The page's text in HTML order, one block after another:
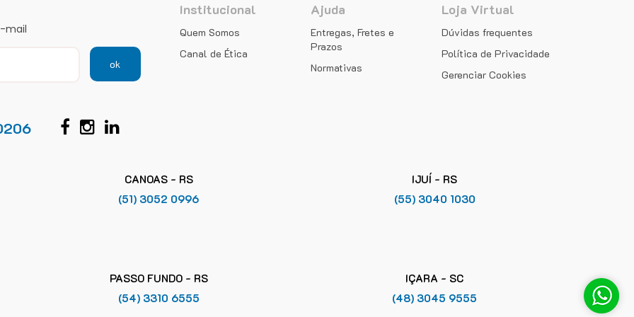
mail
ok
Institucional
Quem Somos
Canal de Ética
Ajuda
Entregas, Fretes e
Prazos
Normativas
Loja Virtual
Dúvidas frequentes
Política de Privacidade
Gerenciar Cookies
CANOAS - RS
(51) 3052 0996
IJUÍ - RS
(55) 3040 1030
PASSO FUNDO - RS
(54) 3310 6555
IÇARA - SC
(48) 3045 9555